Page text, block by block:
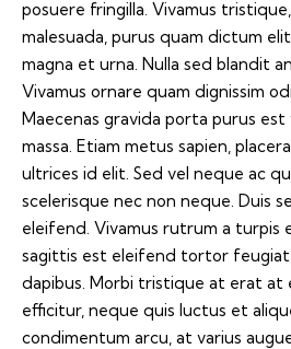
posuere fringilla. Vivamus
malesuada, purus quam dictum
magna et urna. Nulla sed blandit
Vivamus ornare quam dignissim
Maecenas gravida porta purus
massa. Etiam metus sapien,
ultrices id elit. Sed vel neque ac
scelerisque nec non neque. Duis
eleifend. Vivamus rutrum a turpis
sagittis est eleifend tortor
dapibus. Morbi tristique at erat at
efficitur, neque quis luctus et
condimentum arcu, at varius